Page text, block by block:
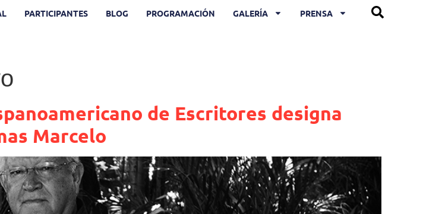
PARTICIPANTES BLOG PROGRAMACIÓN GALERÍA PRENSA
de Escritores designa
Marcelo